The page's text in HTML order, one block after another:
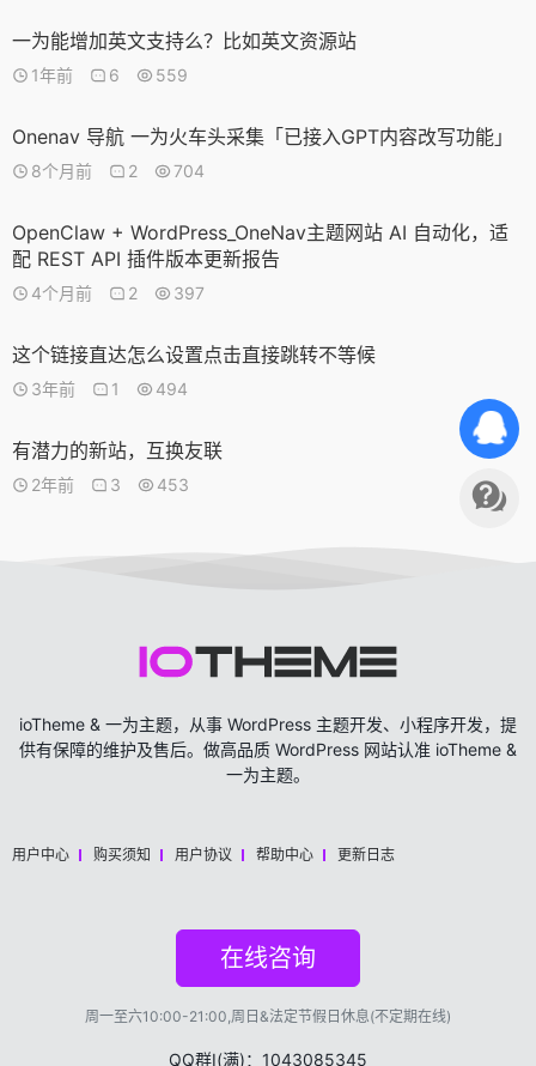
一为能增加英文支持么？比如英文资源站
1年前 6 559
Onenav 导航 一为火车头采集「已接入GPT内容改写功能」
8个月前 2 704
OpenClaw + WordPress_OneNav主题网站 AI 自动化，适
配 REST API 插件版本更新报告
4个月前 2 397
这个链接直达怎么设置点击直接跳转不等候
3年前 1 494
有潜力的新站，互换友联
2年前 3 453
ioTheme & 一为主题，从事 WordPress 主题开发、小程序开发，提
供有保障的维护及售后。做高品质 WordPress 网站认准 ioTheme &
一为主题。
用户中心 购买须知 用户协议 帮助中心 更新日志
在线咨询
周一至六10:00-21:00,周日&法定节假日休息(不定期在线)
QQ群Ⅰ(满)：1043085345